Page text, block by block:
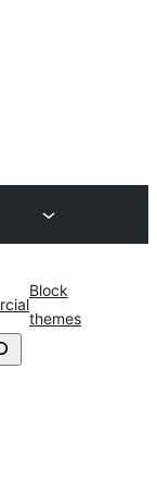
Block
themes